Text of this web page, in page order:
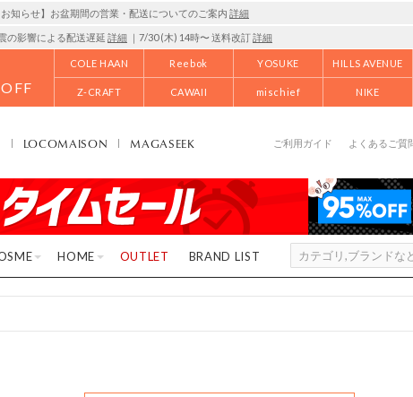
お知らせ】お盆期間の営業・配送についてのご案内 詳細
の影響による配送遅延 詳細 ｜7/30 (木) 14時〜 送料改訂詳細
OFF
COLE HAAN Reebok YOSUKE HILLS AVENUE
Z-CRAFT CAWAII mischief NIKE
LOCOMAISON MAGASEEK ご利用ガイド よくあるご質
HOME OUTLET BRAND LIST